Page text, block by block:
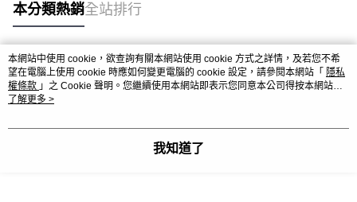
本分類熱銷全站排行
熱門標籤
本網站中使用 cookie，欲查詢有關本網站使用 cookie 方式之詳情，及若您不希
望在電腦上使用 cookie 時應如何變更電腦的 cookie 設定，請參閱本網站「 隱私
權條款 」之 Cookie 聲明。您繼續使用本網站即表示您同意本公司得按本網站使
用條款之 Cookie 聲明使用 cookie。
了解更多 >
我知道了